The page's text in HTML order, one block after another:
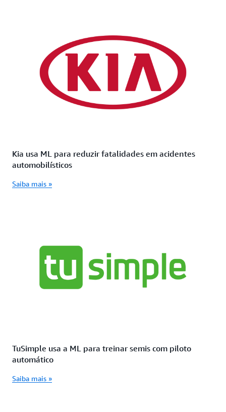
Kia usa ML para reduzir fatalidades em acidentes
automobilísticos
Saiba mais »
TuSimple usa a ML para treinar semis com piloto
automático
Saiba mais »